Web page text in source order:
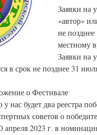
Заявки на
«автор»
не
местному
Заявки на
в срок не позднее 31
о Фестивале
будет два реестра
советов о
2023 г. в